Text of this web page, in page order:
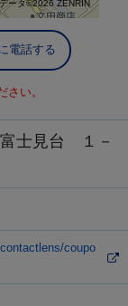
ータ©2026 ZENRIN
電話する
い。
士見台 １－
coupo